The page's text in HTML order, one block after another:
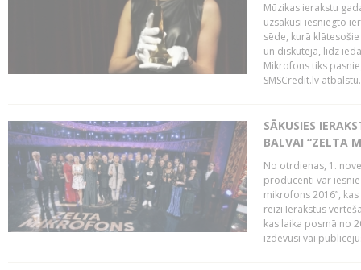
Mūzikas ierakstu
uzsākusi iesniegto
sēde, kurā
un diskutēja, līdz
Mikrofons tiks
SMSCredit.lv
SĀKUSIES
BALVAI “ZELTA
No otrdienas, 1.
producenti var
mikrofons 2016”,
reizi.Ierakstus
kas laika posmā no
izdevusi vai